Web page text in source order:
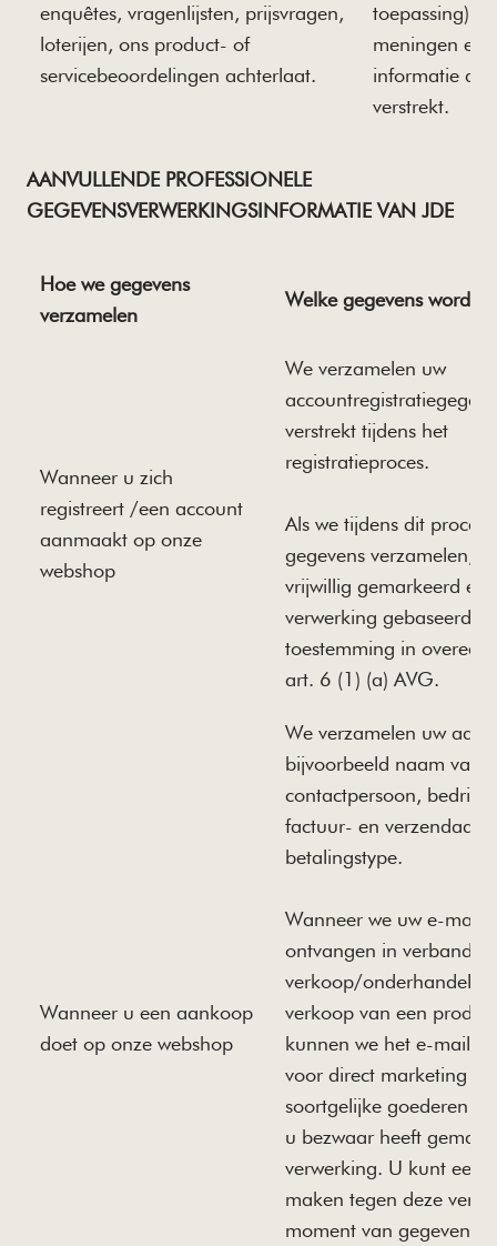
enquêtes, vragenlijsten, prijsvragen,
loterijen, ons product- of
servicebeoordelingen achterlaat.
toepassing),
meningen en
informatie die
verstrekt.
AANVULLENDE PROFESSIONELE
GEGEVENSVERWERKINGSINFORMATIE VAN JDE
Hoe we gegevens
verzamelen
Welke gegevens
Wanneer u zich
registreert /een account
aanmaakt op onze
webshop
We verzamelen uw
verstrekt tijdens het
registratieproces.
Als we tijdens dit proces
gegevens verzamelen,
vrijwillig gemarkeerd en
verwerking gebaseerd
toestemming in
art. 6 (1) (a) AVG.
Wanneer u een aankoop
doet op onze webshop
We verzamelen uw
bijvoorbeeld naam van
contactpersoon,
factuur- en
betalingstype.
Wanneer we uw e-
ontvangen in verband
verkoop/
verkoop van een
kunnen we het e-
voor direct marketing
soortgelijke goederen of
u bezwaar heeft
verwerking. U kunt
maken tegen deze
moment van